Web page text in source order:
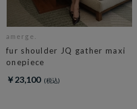
amerge.
fur shoulder JQ gather maxi
onepiece
￥23,100